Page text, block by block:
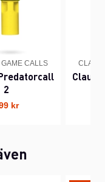
CALLS
2
kr